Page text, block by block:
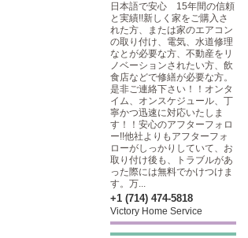
日本語で安心 15年間の信頼
と実績!!新しく家をご購入さ
れた方、または家のエアコン
の取り付け、電気、水道修理
なとが必要な方、不動産をリ
ノベーションされたい方、飲
食店などで修繕が必要な方。
是非ご連絡下さい！！オンタ
イム、オンスケジュール、丁
寧かつ迅速に対応いたしま
す！！安心のアフターフォロ
ー!!他社よりもアフターフォ
ローがしっかりしていて、お
取り付け後も、トラブルがあ
った際には無料でかけつけま
す。万...
+1 (714) 474-5818
Victory Home Service